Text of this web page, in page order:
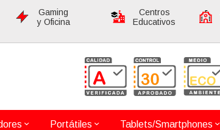
Gaming
y Oficina
Centros
Educativos
Portátiles Tablets/Smartphones